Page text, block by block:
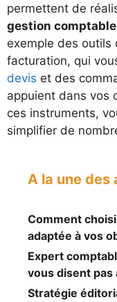
permettent de
gestion
exemple des outils
facturation, qui
devis et des
appuient dans vos
ces instruments,
simplifier de
A la une des
Comment
adaptée à vos
Expert
vous disent pas
Stratégie